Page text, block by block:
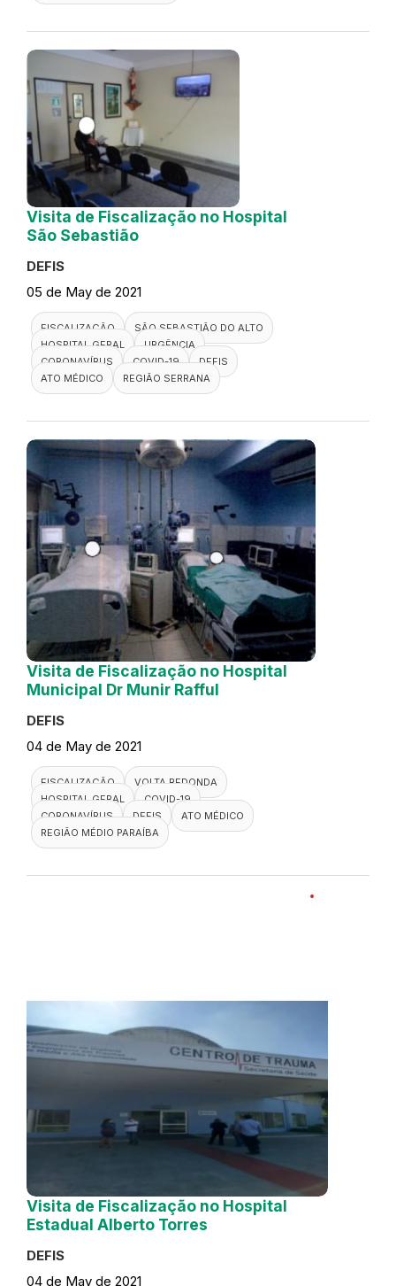
Visita de Fiscalização no Hospital
São Sebastião
DEFIS
05 de May de 2021
FISCALIZAÇÃO
SÃO SEBASTIÃO DO ALTO
HOSPITAL GERAL
URGÊNCIA
CORONAVÍRUS
COVID-19
DEFIS
ATO MÉDICO
REGIÃO SERRANA
Visita de Fiscalização no Hospital
Municipal Dr Munir Rafful
DEFIS
04 de May de 2021
FISCALIZAÇÃO
VOLTA REDONDA
HOSPITAL GERAL
COVID-19
CORONAVÍRUS
DEFIS
ATO MÉDICO
REGIÃO MÉDIO PARAÍBA
Visita de Fiscalização no Hospital
Estadual Alberto Torres
DEFIS
04 de May de 2021